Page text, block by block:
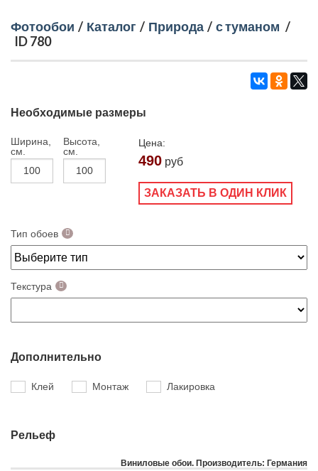
Фотообои / Каталог / Природа / с туманом /
ID 780
Необходимые размеры
Ширина,
см.
Высота,
см.
Цена:
490 руб
ЗАКАЗАТЬ В ОДИН КЛИК
Тип обоев
Текстура
Дополнительно
Клей Монтаж Лакировка
Рельеф
Виниловые обои. Производитель: Германия